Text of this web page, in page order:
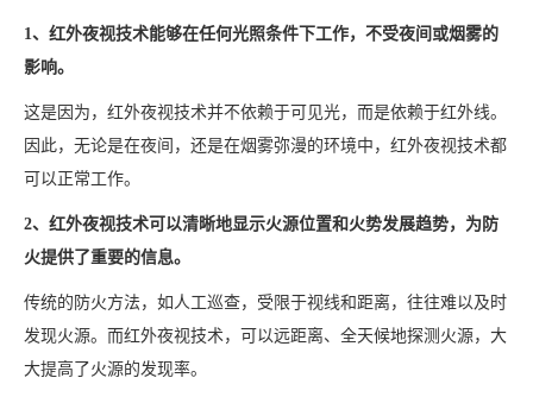
1、红外夜视技术能够在任何光照条件下工作，不受夜间或烟雾的
影响。
这是因为，红外夜视技术并不依赖于可见光，而是依赖于红外线。
因此，无论是在夜间，还是在烟雾弥漫的环境中，红外夜视技术都
可以正常工作。
2、红外夜视技术可以清晰地显示火源位置和火势发展趋势，为防
火提供了重要的信息。
传统的防火方法，如人工巡查，受限于视线和距离，往往难以及时
发现火源。而红外夜视技术，可以远距离、全天候地探测火源，大
大提高了火源的发现率。